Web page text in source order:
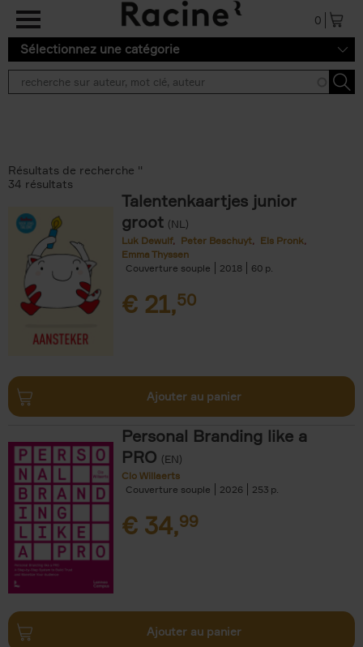
Aller au contenu principal
0
Sélectionnez une catégorie
Résultats de recherche ''
34 résultats
Talentenkaartjes junior
groot (NL)
Luk Dewulf Peter Beschuyt
Els Pronk
Emma Thyssen
Couverture souple
2018 60
€ 21,50
Ajouter au panier
Personal Branding like a
PRO (EN)
Clo Willaerts
Couverture souple
2026 253
€ 34,99
Ajouter au panier